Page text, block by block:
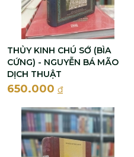
THỦY KINH CHÚ SỚ (BÌA
CỨNG) - NGUYỄN BÁ MÃO
DỊCH THUẬT
650.000 đ